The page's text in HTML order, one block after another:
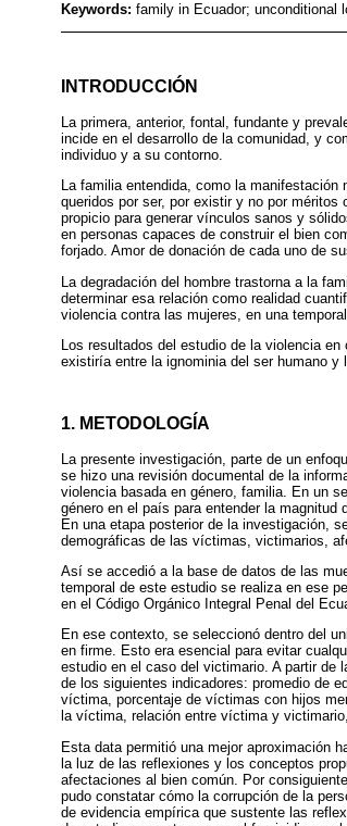
Keywords: family in Ecuador; unconditional
INTRODUCCIÓN
La primera, anterior, fontal, fundante y
incide en el desarrollo de la comunidad, y
individuo y a su contorno.
La familia entendida, como la
queridos por ser, por existir y no por
propicio para generar vínculos sanos y
en personas capaces de construir el bien
forjado. Amor de donación de cada uno de
La degradación del hombre trastorna a la
determinar esa relación como realidad
violencia contra las mujeres, en una
Los resultados del estudio de la violencia
existiría entre la ignominia del ser humano y
1. METODOLOGÍA
La presente investigación, parte de un
se hizo una revisión documental de la
violencia basada en género, familia. En un
género en el país para entender la
En una etapa posterior de la investigación,
demográficas de las víctimas, victimarios,
Así se accedió a la base de datos de las
temporal de este estudio se realiza en ese
en el Código Orgánico Integral Penal del
En ese contexto, se seleccionó dentro del
en firme. Esto era esencial para evitar
estudio en el caso del victimario. A partir
de los siguientes indicadores: promedio de
víctima, porcentaje de víctimas con hijos
la víctima, relación entre víctima y
Esta data permitió una mejor aproximación
la luz de las reflexiones y los conceptos
afectaciones al bien común. Por
pudo constatar cómo la corrupción de la
de evidencia empírica que sustente las